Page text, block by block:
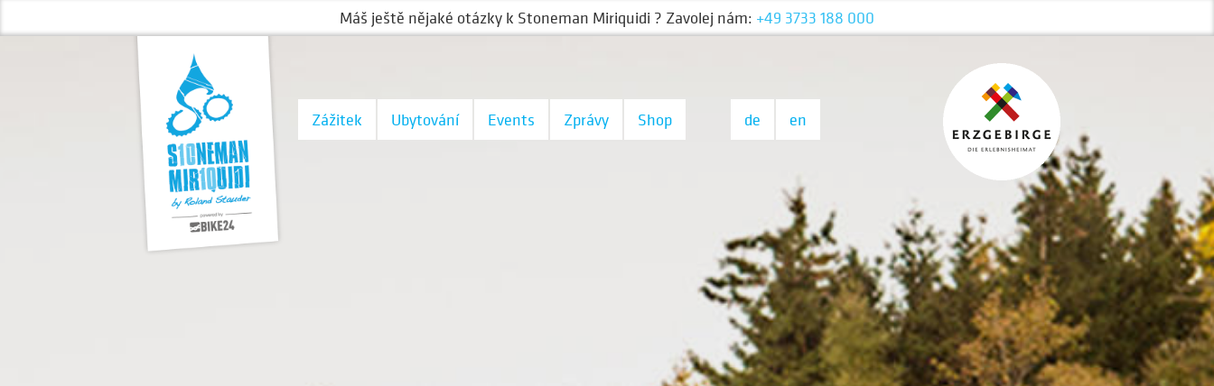
🏅 Starter packs and trophies here » 🏆
Máš ještě nějaké otázky k Stoneman Miriquidi ? Zavolej nám: +49 3733 188 000
Zážitek Ubytování Events Zprávy Shop de en